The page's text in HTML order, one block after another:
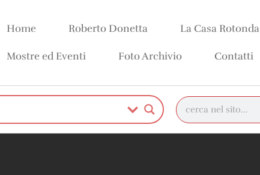
Home Roberto Donetta La Casa Rotonda
Mostre ed Eventi Foto Archivio Contatti